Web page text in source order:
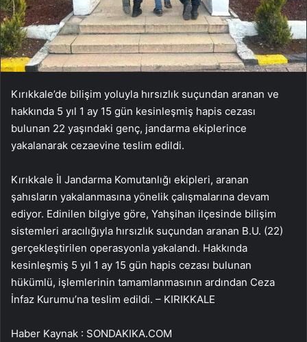
Kırıkkale’de bilişim yoluyla hırsızlık suçundan aranan ve
hakkında 5 yıl 1 ay 15 gün kesinleşmiş hapis cezası
bulunan 22 yaşındaki genç, jandarma ekiplerince
yakalanarak cezaevine teslim edildi.
Kırıkkale İl Jandarma Komutanlığı ekipleri, aranan
şahısların yakalanmasına yönelik çalışmalarına devam
ediyor. Edinilen bilgiye göre, Yahşihan ilçesinde bilişim
sistemleri aracılığıyla hırsızlık suçundan aranan B.U. (22)
gerçekleştirilen operasyonla yakalandı. Hakkında
kesinleşmiş 5 yıl 1 ay 15 gün hapis cezası bulunan
hükümlü, işlemlerinin tamamlanmasının ardından Ceza
İnfaz Kurumu’na teslim edildi. – KIRIKKALE
Haber Kaynak : SONDAKIKA.COM